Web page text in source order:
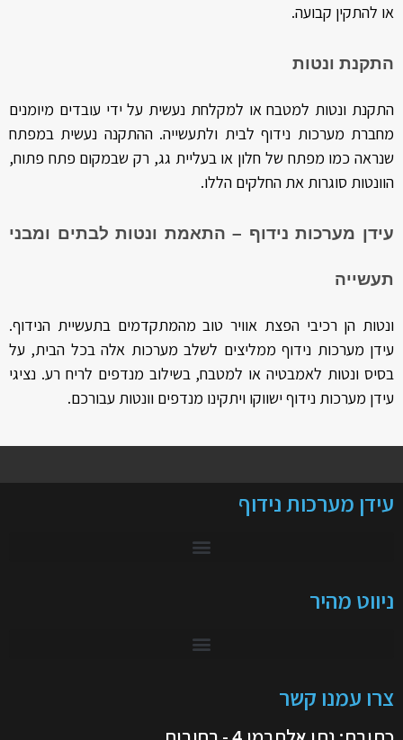
או להתקין קבועה.
התקנת ונטות
התקנת ונטות למטבח או למקלחת נעשית על ידי עובדים מיומנים
מחברת מערכות נידוף לבית ולתעשייה. ההתקנה נעשית במפתח
שנראה כמו מפתח של חלון או בעליית גג, רק שבמקום פתח פתוח,
הוונטות סוגרות את החלקים הללו.
עידן מערכות נידוף – התאמת ונטות לבתים ומבני
תעשייה
ונטות הן רכיבי הפצת אוויר טוב מהמתקדמים בתעשיית הנידוף.
עידן מערכות נידוף ממליצים לשלב מערכות אלה בכל הבית, על
בסיס ונטות לאמבטיה או למטבח, בשילוב מנדפים לריח רע. נציגי
עידן מערכות נידוף ישווקו ויתקינו מנדפים וונטות עבורכם.
עידן מערכות נידוף
ניווט מהיר
צרו עמנו קשר